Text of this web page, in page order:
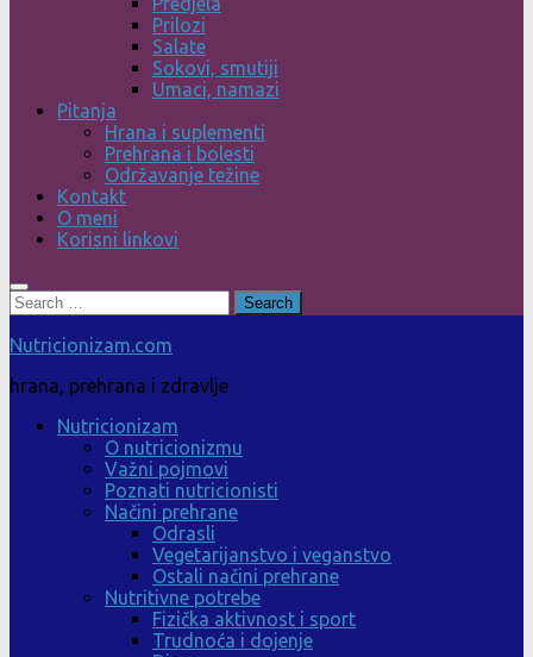
Prilozi
Salate
Sokovi, smutiji
Umaci, namazi
Pitanja
Hrana i suplementi
Prehrana i bolesti
Održavanje težine
Kontakt
O meni
Korisni linkovi
Search
for:
Nutricionizam.com
hrana, prehrana i zdravlje
Nutricionizam
O nutricionizmu
Važni pojmovi
Poznati nutricionisti
Načini prehrane
Odrasli
Vegetarijanstvo i veganstvo
Ostali načini prehrane
Nutritivne potrebe
Fizička aktivnost i sport
Trudnoća i dojenje